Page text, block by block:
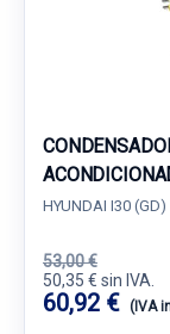
HYUNDAI I30 (GD)
53,00 €
50,35 € sin IVA.
60,92 € (IVA